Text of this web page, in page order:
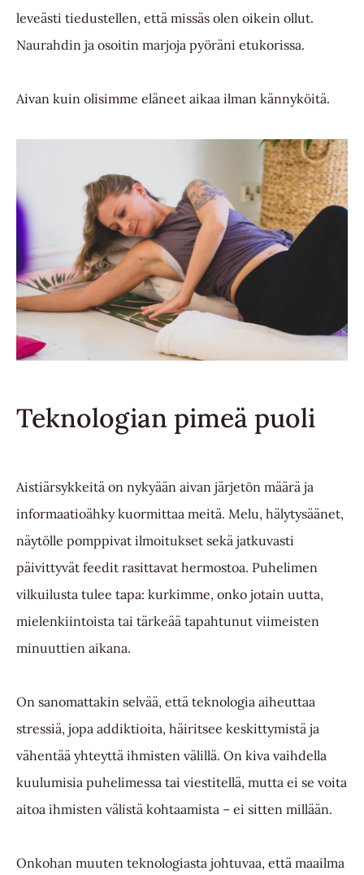
leveästi tiedustellen, että missäs olen oikein ollut.
Naurahdin ja osoitin marjoja pyöräni etukorissa.
Aivan kuin olisimme eläneet aikaa ilman kännyköitä.
Teknologian pimeä puoli
Aistiärsykkeitä on nykyään aivan järjetön määrä ja
informaatioähky kuormittaa meitä. Melu, hälytysäänet,
näytölle pomppivat ilmoitukset sekä jatkuvasti
päivittyvät feedit rasittavat hermostoa. Puhelimen
vilkuilusta tulee tapa: kurkimme, onko jotain uutta,
mielenkiintoista tai tärkeää tapahtunut viimeisten
minuuttien aikana.
On sanomattakin selvää, että teknologia aiheuttaa
stressiä, jopa addiktioita, häiritsee keskittymistä ja
vähentää yhteyttä ihmisten välillä. On kiva vaihdella
kuulumisia puhelimessa tai viestitellä, mutta ei se voita
aitoa ihmisten välistä kohtaamista – ei sitten millään.
Onkohan muuten teknologiasta johtuvaa, että maailma